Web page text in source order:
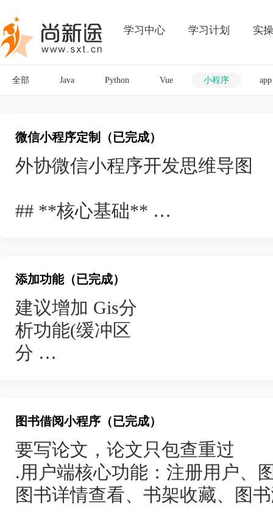
学习中心 学习计划 实操
全部 Java Python Vue 小程序 app
微信小程序定制（已完成）
外协微信小程序开发思维导图
## **核心基础**
- 登录认证：微信授权登录+实
仅认证用户可操作
## **首页功能**
- 展示模块：轮播图（推荐设
求）
- 操作按钮：发布需求按钮、
## **发布功能**
添加功能（已完成）
建议增加 Gis分
析功能(缓冲区
分
等)，以
及根据学生实用
需求，增加相应
功
图书借阅小程序（已完成）
要写论文，论文只包查重过
.用户端核心功能：注册用户、
图书详情查看、书架收藏、图